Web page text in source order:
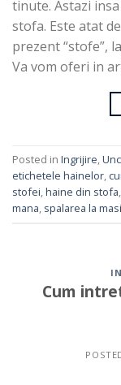
tinute. Astazi
stofa. Este atat
prezent “stofe”,
Va vom oferi in
Posted in Ingrijire,
etichetele hainelor,
stofei,haine din stofa,
mana, spalarea la
Cum